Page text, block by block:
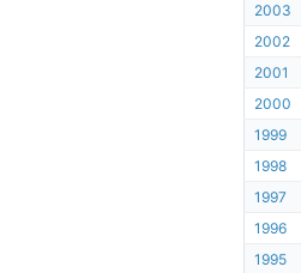
2003
2002
2001
2000
1999
1998
1997
1996
1995